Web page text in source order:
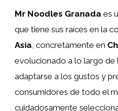
Mr Noodles Granada es
que tiene sus raíces en la
Asia, concretamente en
evolucionado a lo largo de
adaptarse a los gustos y
consumidores de todo el
cuidadosamente